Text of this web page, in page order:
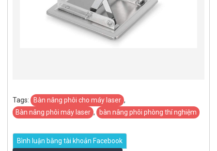
Tags: Bàn nâng phôi cho máy laser ,
Bàn nâng phôi máy laser , bàn nâng phôi phòng thí nghiệm
Bình luận bằng tài khoản Facebook